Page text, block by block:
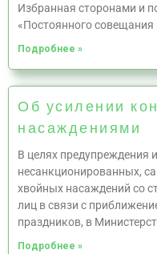
Избранная сторонами и
«Постоянного совещания
Подробнее »
Об усилении
насаждениями
В целях предупреждения
несанкционированных,
хвойных насаждений со
лиц в связи с
праздников, в
Подробнее »